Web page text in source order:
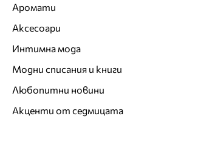
Аромати
Аксесоари
Интимна мода
Модни списания и книги
Любопитни новини
Акценти от седмицата